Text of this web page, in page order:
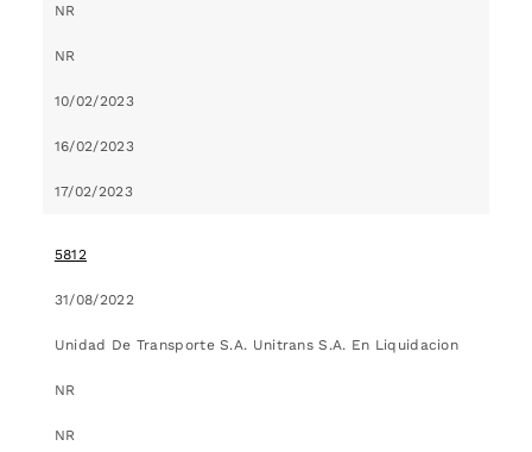
NR
NR
10/02/2023
16/02/2023
17/02/2023
5812
31/08/2022
Unidad De Transporte S.A. Unitrans S.A. En Liquidacion
NR
NR